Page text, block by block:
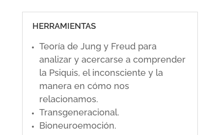
HERRAMIENTAS
Teoría de Jung y Freud para
analizar y acercarse a comprender
la Psiquis, el inconsciente y la
manera en cómo nos
relacionamos.
Transgeneracional.
Bioneuroemoción.